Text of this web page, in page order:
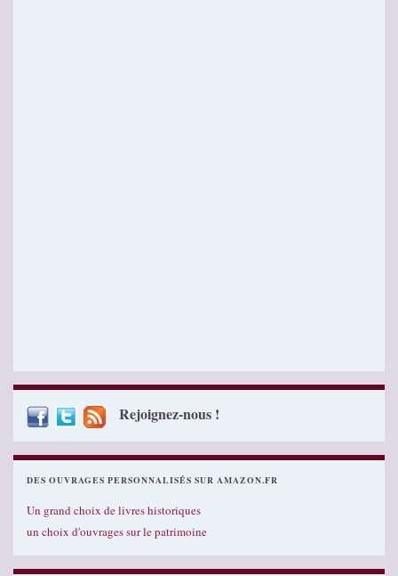
Rejoignez-nous !
DES OUVRAGES PERSONNALISÉS SUR AMAZON.FR
Un grand choix de livres historiques
un choix d'ouvrages sur le patrimoine